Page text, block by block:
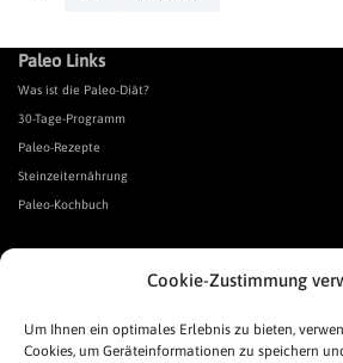
Cookie-Zustimmung
Um Ihnen ein optimales Erlebnis zu bieten,
Cookies, um Geräteinformationen zu speichern
Paleo Links
Was ist die Paleo-Diät?
30-Tage-Programm
Paleo-Rezepte
Steinzeiternährung
Paleo-Kochbuch
*Affiliate Link. Als Partner verschiedener Unternehmen verdiene ich
Urgeschmack-Empfehlungen
Urgeschmack-Shop